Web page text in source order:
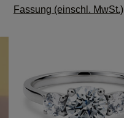
Fassung (einschl. MwSt.)